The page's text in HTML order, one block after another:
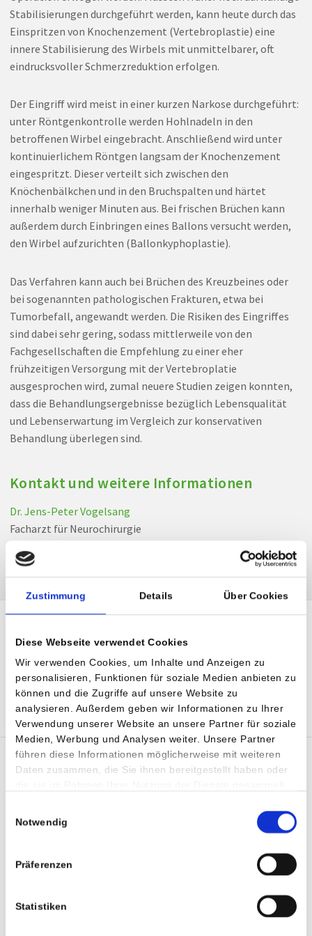
Zustimmung Details Über Cookies
Diese Webseite verwendet Cookies
Wir verwenden Cookies, um Inhalte und Anzeigen zu
personalisieren, Funktionen für soziale Medien anbieten zu
können und die Zugriffe auf unsere Website zu
analysieren. Außerdem geben wir Informationen zu Ihrer
Verwendung unserer Website an unsere Partner für soziale
Medien, Werbung und Analysen weiter. Unsere Partner
führen diese Informationen möglicherweise mit weiteren
Daten zusammen, die Sie ihnen bereitgestellt haben oder
Notwendig
Präferenzen
Statistiken
Stabilisierungen durchgeführt werden, kann heute durch das
Einspritzen von Knochenzement (Vertebroplastie) eine
innere Stabilisierung des Wirbels mit unmittelbarer, oft
eindrucksvoller Schmerzreduktion erfolgen.
Der Eingriff wird meist in einer kurzen Narkose durchgeführt:
unter Röntgenkontrolle werden Hohlnadeln in den
betroffenen Wirbel eingebracht. Anschließend wird unter
kontinuierlichem Röntgen langsam der Knochenzement
eingespritzt. Dieser verteilt sich zwischen den
Knöchenbälkchen und in den Bruchspalten und härtet
innerhalb weniger Minuten aus. Bei frischen Brüchen kann
außerdem durch Einbringen eines Ballons versucht werden,
den Wirbel aufzurichten (Ballonkyphoplastie).
Das Verfahren kann auch bei Brüchen des Kreuzbeines oder
bei sogenannten pathologischen Frakturen, etwa bei
Tumorbefall, angewandt werden. Die Risiken des Eingriffes
sind dabei sehr gering, sodass mittlerweile von den
Fachgesellschaften die Empfehlung zu einer eher
frühzeitigen Versorgung mit der Vertebroplatie
ausgesprochen wird, zumal neuere Studien zeigen konnten,
dass die Behandlungsergebnisse bezüglich Lebensqualität
und Lebenserwartung im Vergleich zur konservativen
Behandlung überlegen sind.
Kontakt und weitere Informationen
Dr. Jens-Peter Vogelsang
Facharzt für Neurochirurgie
SHARE :